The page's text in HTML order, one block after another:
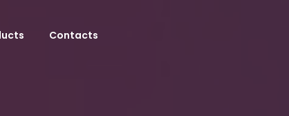
Contacts